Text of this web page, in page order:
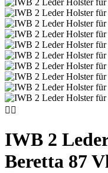
 
IWB 2
Beretta 87